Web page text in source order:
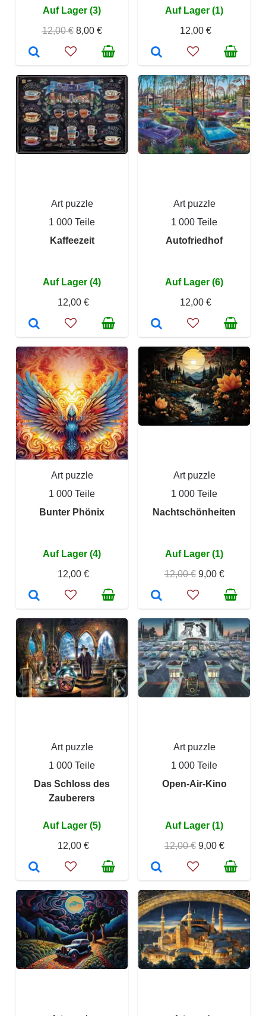
Auf Lager (3)
12,00 € 8,00 €
Auf Lager (1)
12,00 €
Art puzzle
1 000 Teile
Kaffeezeit
Auf Lager (4)
12,00 €
Art puzzle
1 000 Teile
Autofriedhof
Auf Lager (6)
12,00 €
Art puzzle
1 000 Teile
Bunter Phönix
Auf Lager (4)
12,00 €
Art puzzle
1 000 Teile
Nachtschönheiten
Auf Lager (1)
12,00 € 9,00 €
Art puzzle
1 000 Teile
Das Schloss des
Zauberers
Auf Lager (5)
12,00 €
Art puzzle
1 000 Teile
Open-Air-Kino
Auf Lager (1)
12,00 € 9,00 €